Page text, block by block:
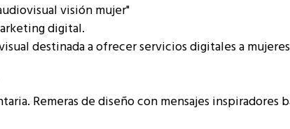
visión mujer"
digital.
destinada a ofrecer servicios digitales a
Remeras de diseño con mensajes inspiradores